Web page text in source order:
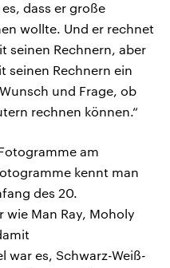
dass er große
wollte. Und er rechnet
seinen Rechnern, aber
seinen Rechnern ein
und Frage, ob
rechnen können.“
am
kennt man
des 20.
Man Ray, Moholy
war es, Schwarz-Weiß-